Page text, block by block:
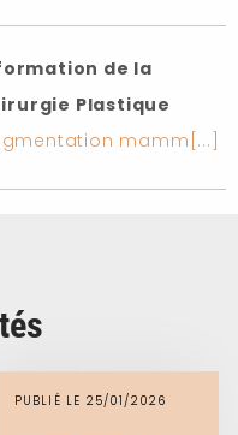
de la
Plastique
mamm[...]
PUBLIÉ LE 25/01/2026